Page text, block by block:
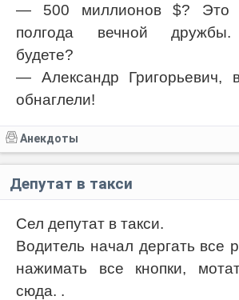
— 500 миллионов $? Это
полгода вечной дружбы.
будете?
— Александр Григорьевич,
обнаглели!
Анекдоты
Депутат в такси
Сел депутат в такси.
Водитель начал дергать все
нажимать все кнопки,
сюда. .